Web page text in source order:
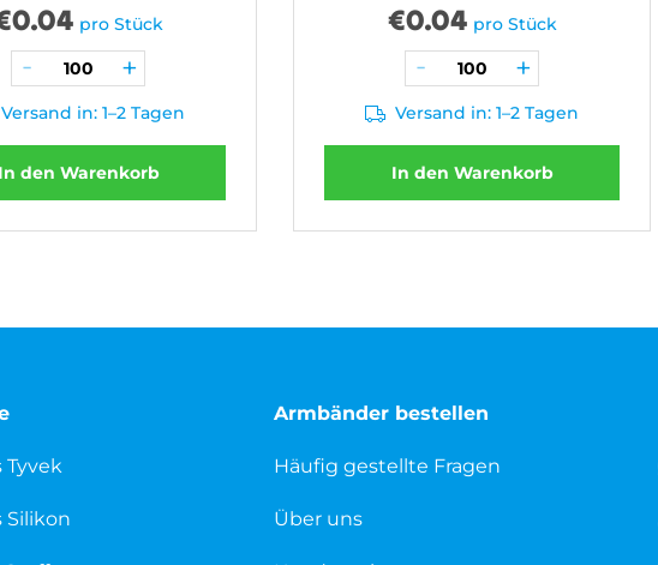
0.04 pro Stück
Versand in: 1–2 Tagen
In den Warenkorb
€0.04 pro Stück
Versand in: 1–2 Tagen
In den Warenkorb
Tyvek
Silikon
Armbänder bestellen
Häufig gestellte Fragen
Über uns